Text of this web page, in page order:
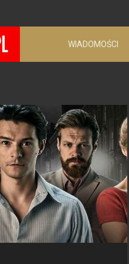
WIADOMOŚCI